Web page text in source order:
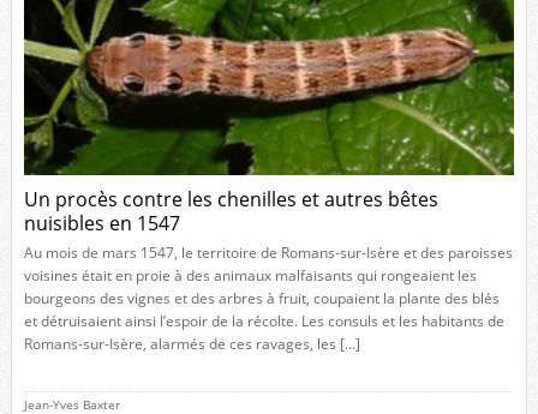
Un procès contre les chenilles et autres bêtes
nuisibles en 1547
Au mois de mars 1547, le territoire de Romans-sur-Isère et des paroisses
voisines était en proie à des animaux malfaisants qui rongeaient les
bourgeons des vignes et des arbres à fruit, coupaient la plante des blés
et détruisaient ainsi l’espoir de la récolte. Les consuls et les habitants de
Romans-sur-Isère, alarmés de ces ravages, les […]
Jean-Yves Baxter